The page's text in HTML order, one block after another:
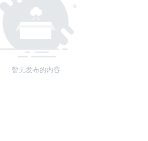
暂无发布的内容